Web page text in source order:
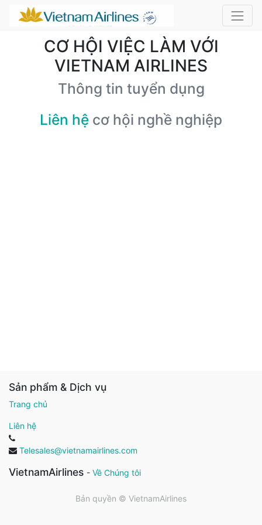
CƠ HỘI VIỆC LÀM VỚI
VIETNAM AIRLINES
Thông tin tuyển dụng
Liên hệ cơ hội nghề nghiệp
Sản phẩm & Dịch vụ
Trang chủ
Liên hệ
Telesales@vietnamairlines.com
VietnamAirlines - Về Chúng tôi
Bản quyền © VietnamAirlines